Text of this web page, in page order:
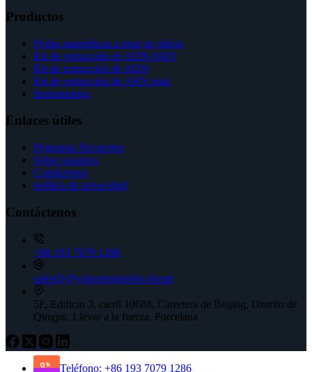
Productos
Perlas magnéticas a base de silicio
Kit de extracción de ADN/ARN
Kit de extracción de ADN
Kit de extracción de ARN total
Instrumentos
Enlaces útiles
Preguntas frecuentes
Sobre nosotros
Contáctenos
política de privacidad
Contáctenos
+86 193 7079 1286
sales01@yoinortegjunbio.doom
5F, Edificio 3, carril 10688, Carretera de Beijing, Distrito de
Qingpu, Llevar a la fuerza, Porcelana
Teléfono: +86 193 7079 1286